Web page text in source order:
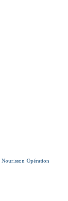
Nourisson Opération